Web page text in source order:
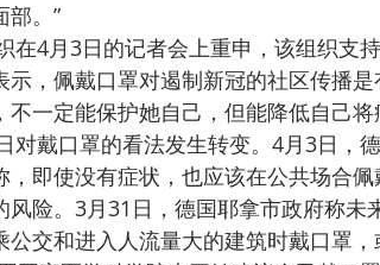
部。”
在4月3日的记者会上重申，该组织支
示，佩戴口罩对遏制新冠的社区传播
一定能保护她自己，但能降低自己将
对戴口罩的看法发生转变。4月3日，
，即使没有症状，也应该在公共场合
险。3月31日，德国耶拿市政府称未
交和进入人流量大的建筑时戴口罩，